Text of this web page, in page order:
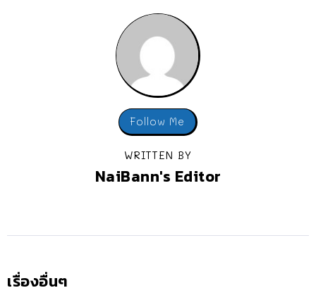
Follow Me
WRITTEN BY
NaiBann's Editor
เรื่องอื่นๆ